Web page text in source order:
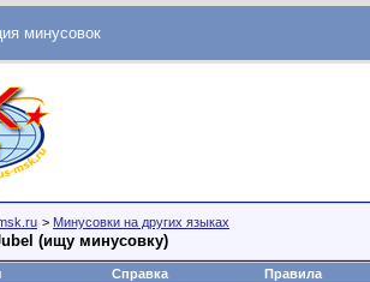
минусовок
> Минусовки на других языках
(ищу минусовку)
Справка Правила